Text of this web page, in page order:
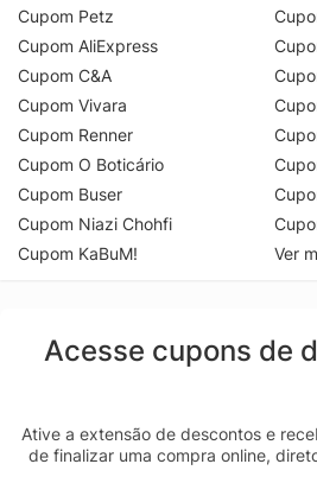
Cupom Petz
Cupom AliExpress
Cupom C&A
Cupom Vivara
Cupom Renner
Cupom O Boticário
Cupom Buser
Cupom Niazi Chohfi
Cupom KaBuM!
Ver
Acesse cupons de
Ative a extensão de descontos e
de finalizar uma compra online,